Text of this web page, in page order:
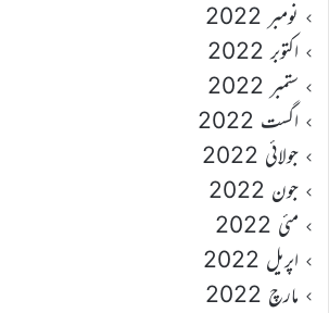
نومبر 2022
اکتوبر 2022
ستمبر 2022
اگست 2022
جولائی 2022
جون 2022
مئی 2022
اپریل 2022
مارچ 2022